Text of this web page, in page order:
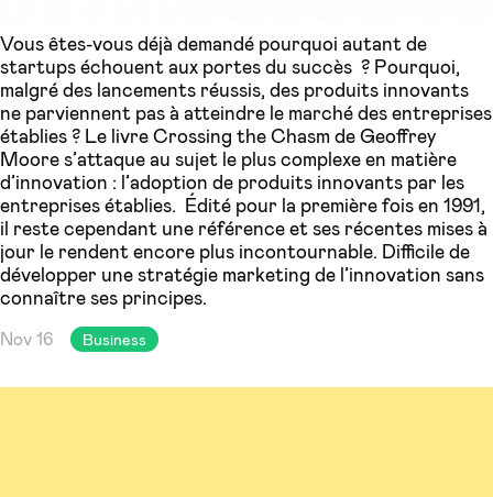
Vous êtes-vous déjà demandé pourquoi autant de
startups échouent aux portes du succès ? Pourquoi,
malgré des lancements réussis, des produits innovants
ne parviennent pas à atteindre le marché des entreprises
établies ? Le livre Crossing the Chasm de Geoffrey
Moore s’attaque au sujet le plus complexe en matière
d’innovation : l’adoption de produits innovants par les
entreprises établies. Édité pour la première fois en 1991,
il reste cependant une référence et ses récentes mises à
jour le rendent encore plus incontournable. Difficile de
développer une stratégie marketing de l’innovation sans
connaître ses principes.
Nov 16 Business